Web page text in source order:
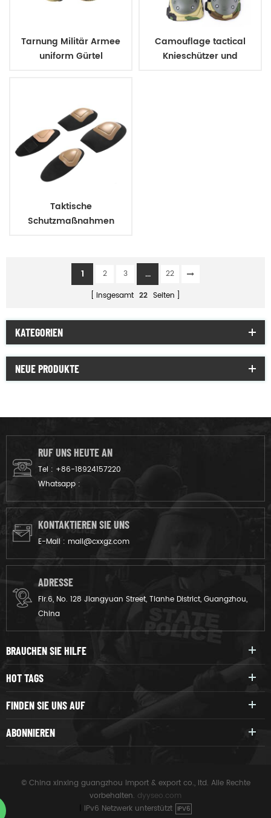
Tarnung Militär Armee
uniform Gürtel
Camouflage tactical
Knieschützer und
Taktische
Schutzmaßnahmen
1
2 3 ...
22
insgesamt 22 Seiten
KATEGORIEN
NEUE PRODUKTE
RUF UNS HEUTE AN
Tel : +86-18924157220
Whatsapp :
KONTAKTIEREN SIE UNS
E-Mail : mail@cxxgz.com
ADRESSE
Flr.6, No. 128 Jiangyuan Street, Tianhe District, Guangzhou,
China
BRAUCHEN SIE HILFE
HOT TAGS
FINDEN SIE UNS AUF
ABONNIEREN
© China xinxing guangzhou import & export co., ltd. Alle Rechte
vorbehalten. dyyseo.com
IPv6 Netzwerk unterstützt IPV6